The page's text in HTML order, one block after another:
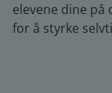
elevene dine på
for å styrke